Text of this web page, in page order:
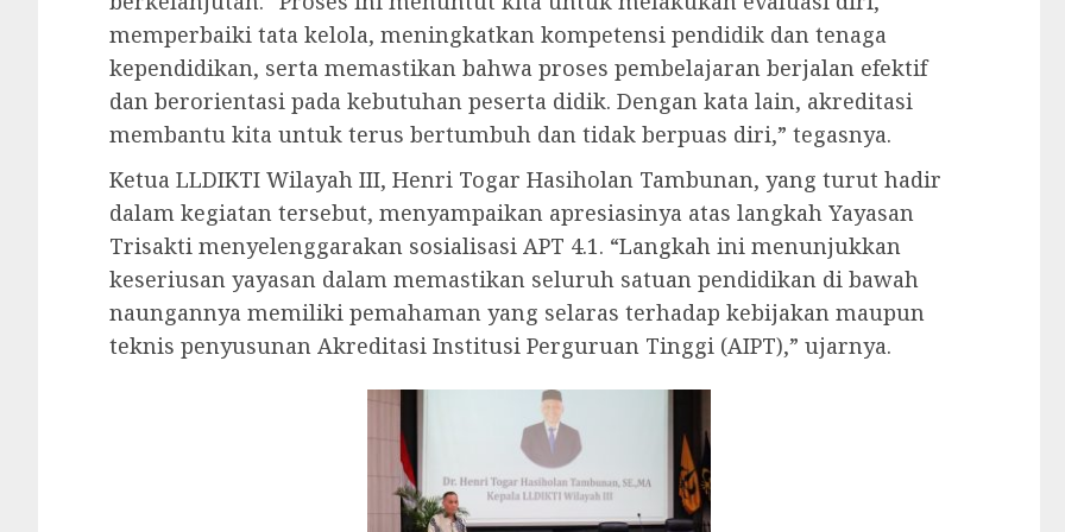
memperbaiki tata kelola, meningkatkan kompetensi pendidik dan tenaga
kependidikan, serta memastikan bahwa proses pembelajaran berjalan efektif
dan berorientasi pada kebutuhan peserta didik. Dengan kata lain, akreditasi
membantu kita untuk terus bertumbuh dan tidak berpuas diri,” tegasnya.
Ketua LLDIKTI Wilayah III, Henri Togar Hasiholan Tambunan, yang turut hadir
dalam kegiatan tersebut, menyampaikan apresiasinya atas langkah Yayasan
Trisakti menyelenggarakan sosialisasi APT 4.1. “Langkah ini menunjukkan
keseriusan yayasan dalam memastikan seluruh satuan pendidikan di bawah
naungannya memiliki pemahaman yang selaras terhadap kebijakan maupun
teknis penyusunan Akreditasi Institusi Perguruan Tinggi (AIPT),” ujarnya.